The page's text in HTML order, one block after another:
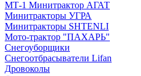
МТ-1 Минитрактор АГАТ
Минитракторы УГРА
Минитракторы SHTENLI
Мото-трактор "ПАХАРЬ"
Снегоуборщики
Снегоотбрасыватели Lifan
Дровоколы